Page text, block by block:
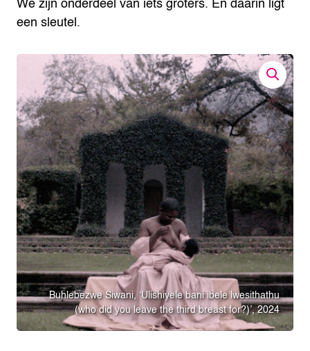
een sleutel.
Buhlebezwe Siwani, ‘Ulishiyele bani ibele lwesithathu
(who did you leave the third breast for?)’, 2024